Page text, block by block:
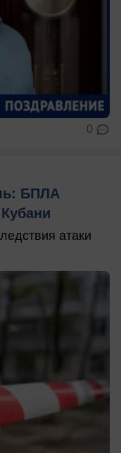
0
БПЛА
атаки